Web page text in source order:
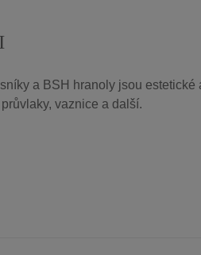
a BSH hranoly jsou estetické
vaznice a další.